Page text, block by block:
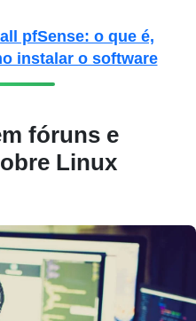
pfSense: o que é,
instalar o software
fóruns e
Linux